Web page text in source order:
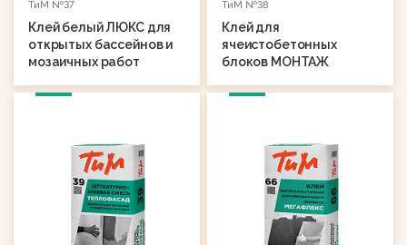
ТиМ №37
Клей белый ЛЮКС для
открытых бассейнов и
мозаичных работ
ТиМ №38
Клей для
ячеистобетонных
блоков МОНТАЖ